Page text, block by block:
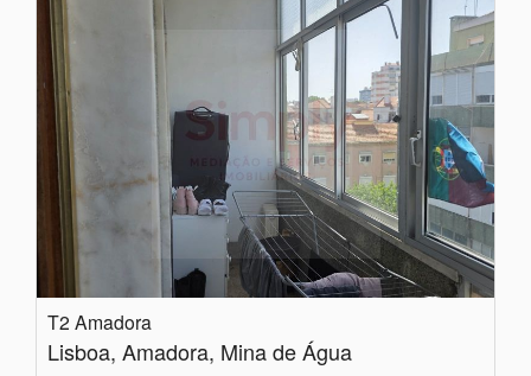
T2 Amadora
Lisboa, Amadora, Mina de Água